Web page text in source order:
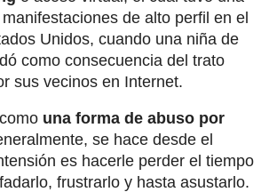
de alto perfil en el
Unidos, cuando una niña de
como consecuencia del trato
sus vecinos en Internet.
una forma de abuso por
se hace desde el
es hacerle perder el tiempo
frustrarlo y hasta asustarlo.